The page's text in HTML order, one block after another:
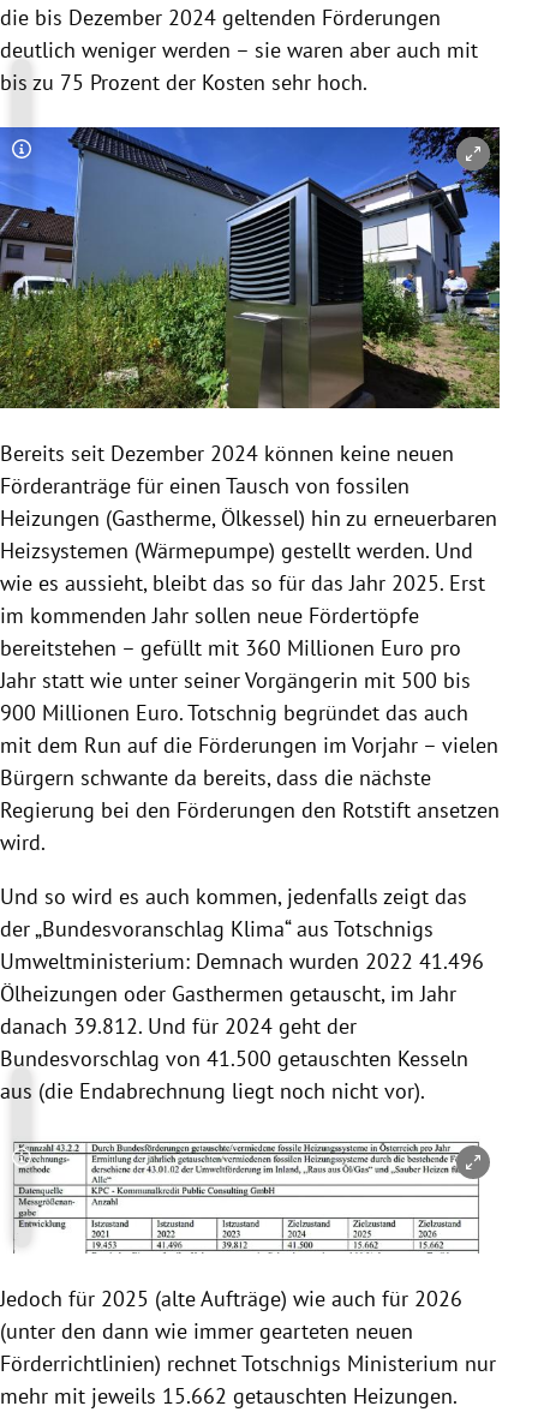
die bis Dezember 2024 geltenden Förderungen
deutlich weniger werden – sie waren aber auch mit
bis zu 75 Prozent der Kosten sehr hoch.
Copyright-Hinweis öffnen/schließen
Bereits seit Dezember 2024 können keine neuen
Förderanträge für einen Tausch von fossilen
Heizungen (Gastherme, Ölkessel) hin zu erneuerbaren
Heizsystemen (Wärmepumpe) gestellt werden. Und
wie es aussieht, bleibt das so für das Jahr 2025. Erst
im kommenden Jahr sollen neue Fördertöpfe
bereitstehen – gefüllt mit 360 Millionen Euro pro
Jahr statt wie unter seiner Vorgängerin mit 500 bis
900 Millionen Euro. Totschnig begründet das auch
mit dem Run auf die Förderungen im Vorjahr – vielen
Bürgern schwante da bereits, dass die nächste
Regierung bei den Förderungen den Rotstift ansetzen
wird.
Und so wird es auch kommen, jedenfalls zeigt das
der „Bundesvoranschlag Klima“ aus Totschnigs
Umweltministerium: Demnach wurden 2022 41.496
Ölheizungen oder Gasthermen getauscht, im Jahr
danach 39.812. Und für 2024 geht der
Bundesvorschlag von 41.500 getauschten Kesseln
aus (die Endabrechnung liegt noch nicht vor).
Copyright-Hinweis öffnen/schließen
Jedoch für 2025 (alte Aufträge) wie auch für 2026
(unter den dann wie immer gearteten neuen
Förderrichtlinien) rechnet Totschnigs Ministerium nur
mehr mit jeweils 15.662 getauschten Heizungen.